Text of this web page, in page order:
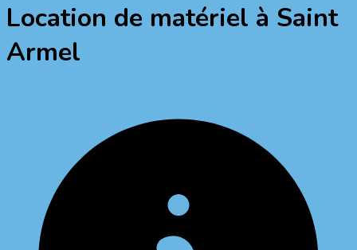
Location de matériel à Saint
Armel